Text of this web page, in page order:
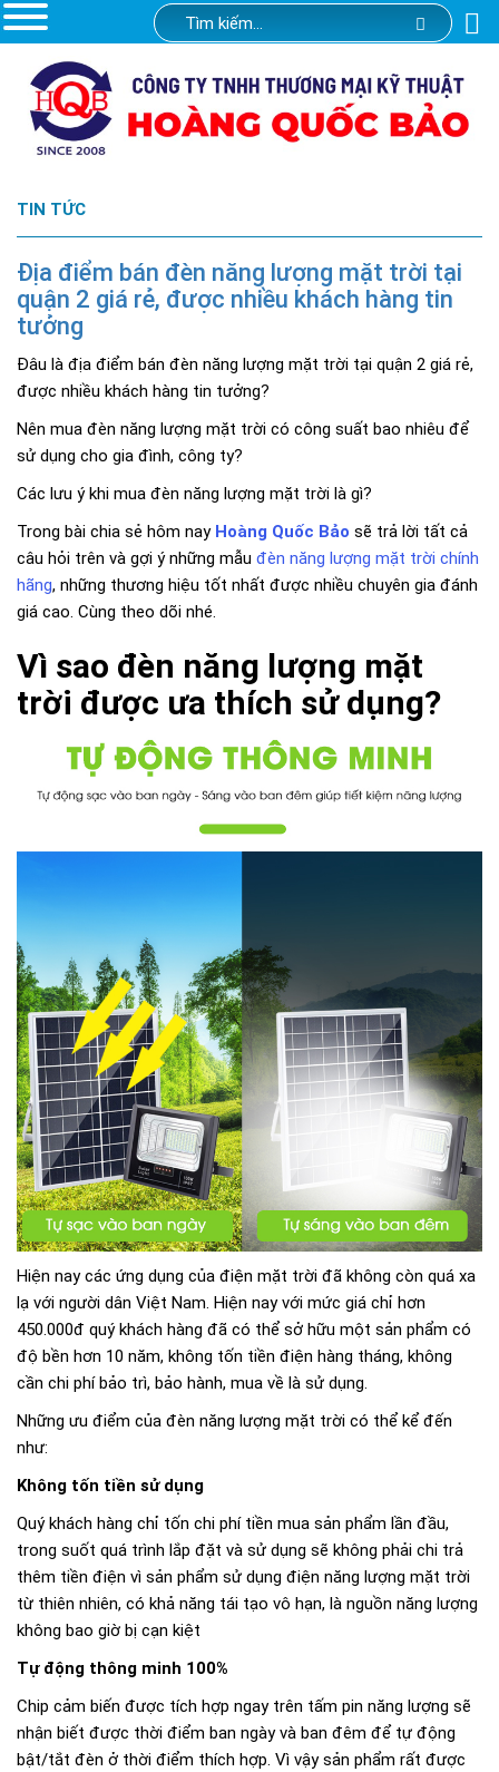
TIN TỨC
Địa điểm bán đèn năng lượng mặt trời tại
quận 2 giá rẻ, được nhiều khách hàng tin
tưởng
Đâu là địa điểm bán đèn năng lượng mặt trời tại quận 2 giá rẻ,
được nhiều khách hàng tin tưởng?
Nên mua đèn năng lượng mặt trời có công suất bao nhiêu để
sử dụng cho gia đình, công ty?
Các lưu ý khi mua đèn năng lượng mặt trời là gì?
Trong bài chia sẻ hôm nay Hoàng Quốc Bảo sẽ trả lời tất cả
câu hỏi trên và gợi ý những mẫu đèn năng lượng mặt trời chính
hãng, những thương hiệu tốt nhất được nhiều chuyên gia đánh
giá cao. Cùng theo dõi nhé.
Vì sao đèn năng lượng mặt
trời được ưa thích sử dụng?
Hiện nay các ứng dụng của điện mặt trời đã không còn quá xa
lạ với người dân Việt Nam. Hiện nay với mức giá chỉ hơn
450.000đ quý khách hàng đã có thể sở hữu một sản phẩm có
độ bền hơn 10 năm, không tốn tiền điện hàng tháng, không
cần chi phí bảo trì, bảo hành, mua về là sử dụng.
Những ưu điểm của đèn năng lượng mặt trời có thể kể đến
như:
Không tốn tiền sử dụng
Quý khách hàng chỉ tốn chi phí tiền mua sản phẩm lần đầu,
trong suốt quá trình lắp đặt và sử dụng sẽ không phải chi trả
thêm tiền điện vì sản phẩm sử dụng điện năng lượng mặt trời
từ thiên nhiên, có khả năng tái tạo vô hạn, là nguồn năng lượng
không bao giờ bị cạn kiệt
Tự động thông minh 100%
Chip cảm biến được tích hợp ngay trên tấm pin năng lượng sẽ
nhận biết được thời điểm ban ngày và ban đêm để tự động
bật/tắt đèn ở thời điểm thích hợp. Vì vậy sản phẩm rất được